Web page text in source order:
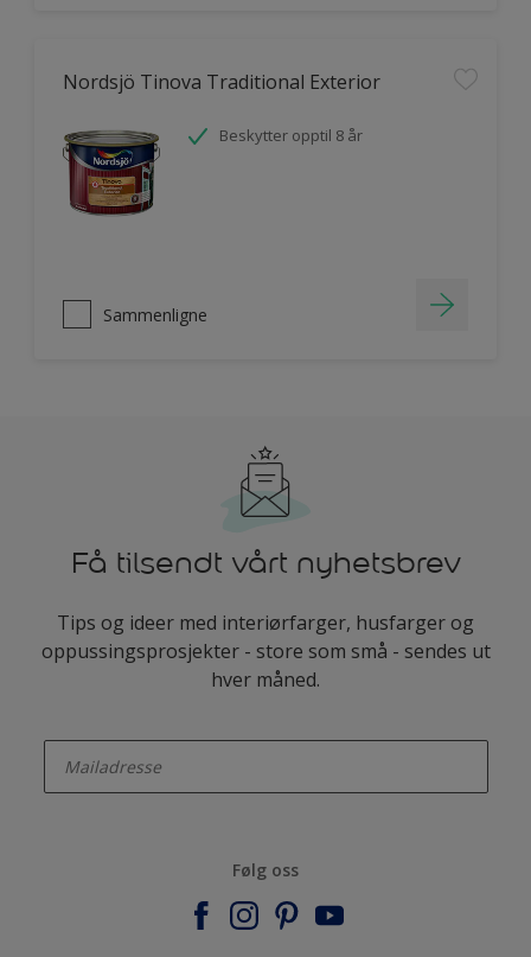
Nordsjö Tinova Traditional Exterior
Beskytter opptil 8 år
Sammenligne
Få tilsendt vårt nyhetsbrev
Tips og ideer med interiørfarger, husfarger og
oppussingsprosjekter - store som små - sendes ut
hver måned.
Følg oss